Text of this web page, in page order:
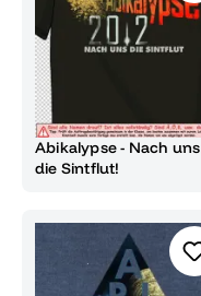
Abikalypse - Nach uns
die Sintflut!